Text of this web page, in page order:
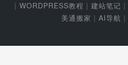
| WORDPRESS教程 | 建站笔记 |
美通搬家 | AI导航 |